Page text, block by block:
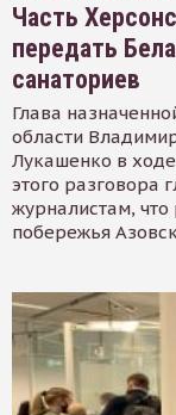
Часть
передать
санаториев
Глава
области
Лукашенко в
этого разговора
журналистам, что
побережья